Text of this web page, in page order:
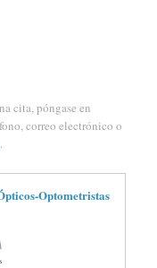
cita, póngase en
correo electrónico o
.
Optometristas